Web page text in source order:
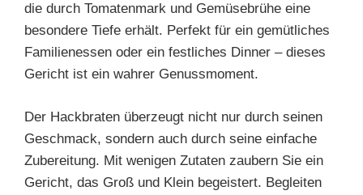
die durch Tomatenmark und Gemüsebrühe eine
besondere Tiefe erhält. Perfekt für ein gemütliches
Familienessen oder ein festliches Dinner – dieses
Gericht ist ein wahrer Genussmoment.
Der Hackbraten überzeugt nicht nur durch seinen
Geschmack, sondern auch durch seine einfache
Zubereitung. Mit wenigen Zutaten zaubern Sie ein
Gericht, das Groß und Klein begeistert. Begleiten